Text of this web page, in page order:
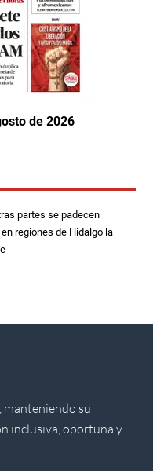
de 2026
partes se padecen
regiones de Hidalgo la
manteniendo su
inclusiva, oportuna y